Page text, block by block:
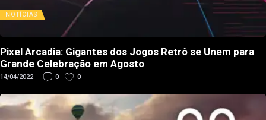
NOTÍCIAS
Pixel Arcadia: Gigantes dos Jogos Retrô se Unem para
Grande Celebração em Agosto
14/04/2022 0 0